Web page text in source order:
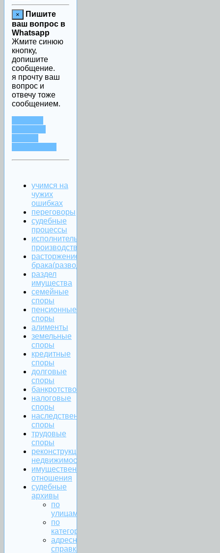
×
Пишите
ваш вопрос в
Whatsapp
Жмите синюю
кнопку,
допишите
сообщение.
я прочту ваш
вопрос и
отвечу тоже
сообщением.
учимся на
чужих
ошибках
переговоры
судебные
процессы
исполнительное
производство
расторжение
брака(развод)
раздел
имущества
семейные
споры
пенсионные
споры
алименты
земельные
споры
кредитные
споры
долговые
споры
банкротство
налоговые
споры
наследственные
споры
трудовые
споры
реконструкция
недвижимости
имущественные
отношения
судебные
архивы
по
улицам
по
категориям
адресная
справка